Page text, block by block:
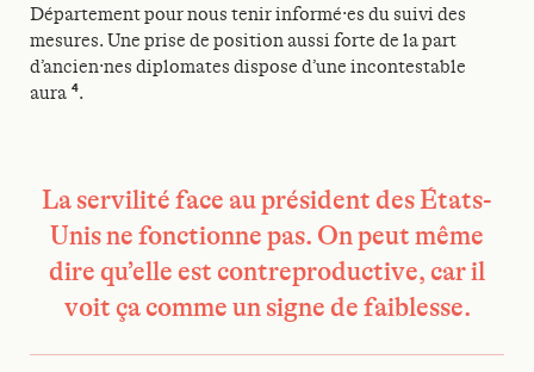
Département pour nous tenir informé·es du suivi des
mesures. Une prise de position aussi forte de la part
d’ancien·nes diplomates dispose d’une incontestable
aura 4.
La servilité face au président des États-
Unis ne fonctionne pas. On peut même
dire qu’elle est contreproductive, car il
voit ça comme un signe de faiblesse.